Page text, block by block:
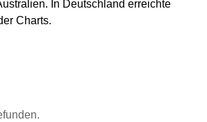
In Deutschland erreichte
Charts.